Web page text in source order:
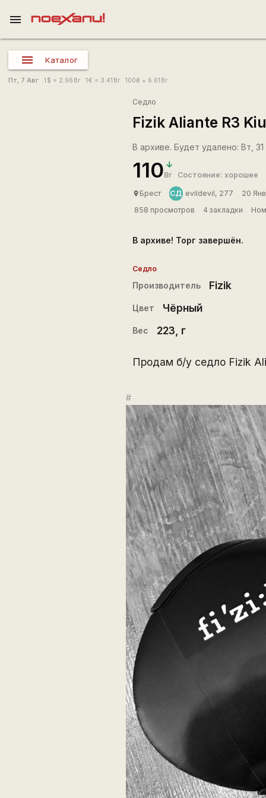
menu
Каталог
Пт, 7 Авг 1 $ = 2.96 Br 1€ = 3.41 Br 100₴ = 6.61 Br
Седло
Fizik Aliante R3
В архиве. Будет удалено: Вт, 31
110Br Состояние: хорошее
place Брест СД evildevil, 277
20
858 просмотров
4 закладки
В архиве! Торг завершён.
Седло
Производитель Fizik
Цвет Чёрный
Вес 223 , г
Продам б/у седло Fizik
#